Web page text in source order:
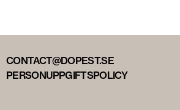
CONTACT@DOPEST.SE
PERSONUPPGIFTSPOLICY